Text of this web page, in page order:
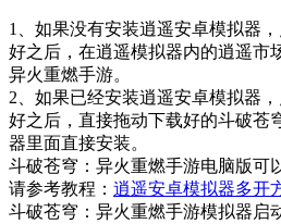
1、如果没有安装逍遥安卓模拟器
好之后，在逍遥模拟器内的逍遥市
异火重燃手游。
2、如果已经安装逍遥安卓模拟器
好之后，直接拖动下载好的斗破苍
器里面直接安装。
斗破苍穹：异火重燃手游电脑版可
请参考教程： 逍遥安卓模拟器多开
斗破苍穹：异火重燃手游模拟器启